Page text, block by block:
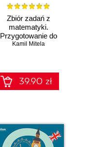
Zbiór zadań z
matematyki.
Przygotowanie do
egzaminu
Kamil Mitela
39.90 zł